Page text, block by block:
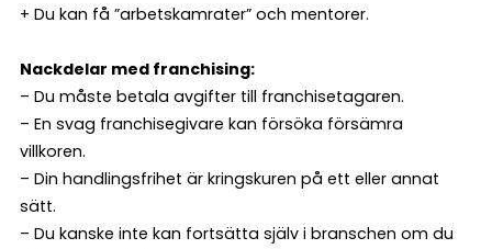
+ Du kan få ”arbetskamrater” och mentorer.
Nackdelar med franchising:
– Du måste betala avgifter till franchisetagaren.
– En svag franchisegivare kan försöka försämra
villkoren.
– Din handlingsfrihet är kringskuren på ett eller annat
sätt.
– Du kanske inte kan fortsätta själv i branschen om du